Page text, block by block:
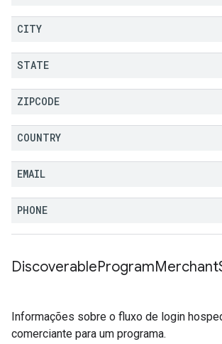
CITY
STATE
ZIPCODE
COUNTRY
EMAIL
PHONE
DiscoverableProgramMerchant
Informações sobre o fluxo de login
comerciante para um programa.